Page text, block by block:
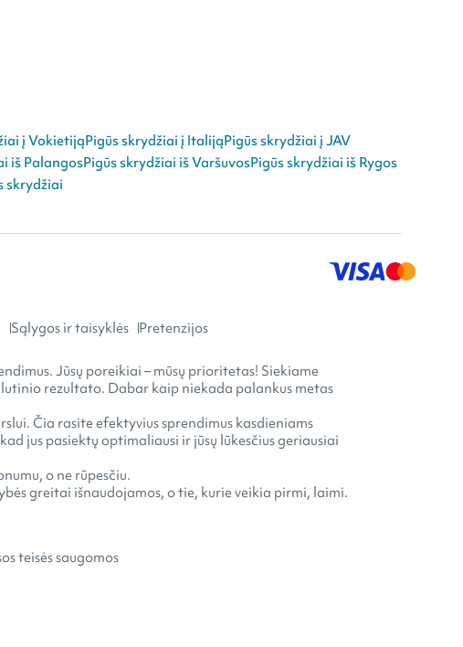
į VokietijąPigūs skrydžiai į ItalijąPigūs skrydžiai į JAV
iš PalangosPigūs skrydžiai iš VaršuvosPigūs skrydžiai iš Rygos
skrydžiai
Sąlygos ir taisyklės Pretenzijos
Jūsų poreikiai – mūsų prioritetas! Siekiame
rezultato. Dabar kaip niekada palankus metas
Čia rasite efektyvius sprendimus kasdieniams
jus pasiektų optimaliausi ir jūsų lūkesčius geriausiai
o ne rūpesčiu.
greitai išnaudojamos, o tie, kurie veikia pirmi, laimi.
teisės saugomos